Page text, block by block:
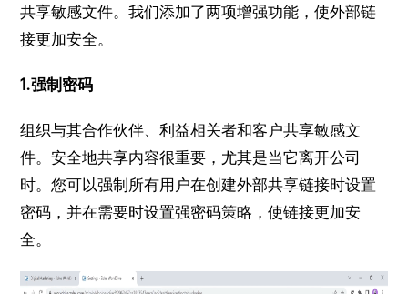
共享敏感文件。我们添加了两项增强功能，使外部链
接更加安全。
1.强制密码
组织与其合作伙伴、利益相关者和客户共享敏感文
件。安全地共享内容很重要，尤其是当它离开公司
时。您可以强制所有用户在创建外部共享链接时设置
密码，并在需要时设置强密码策略，使链接更加安
全。